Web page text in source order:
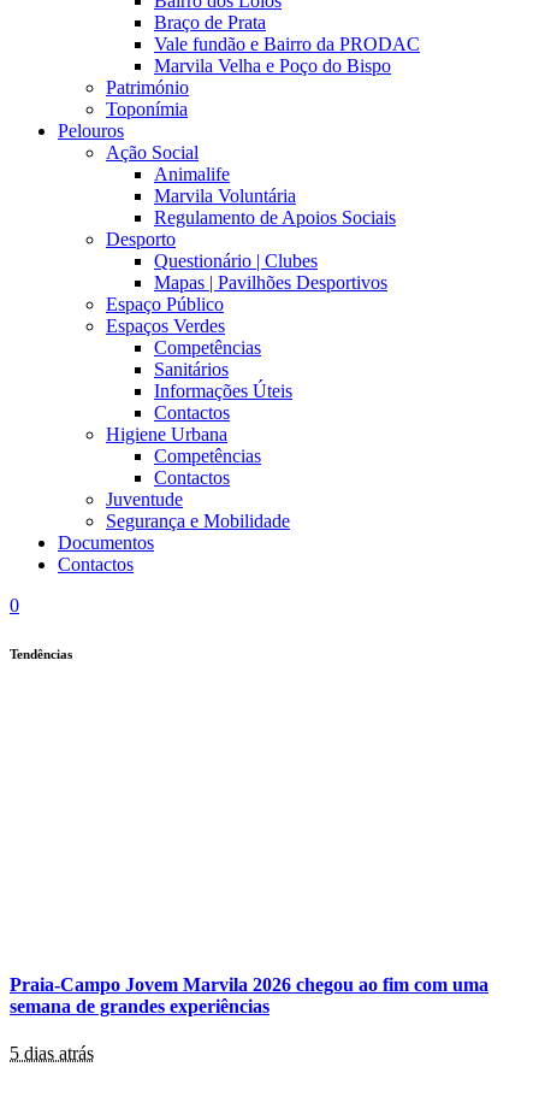
Braço de Prata
Vale fundão e Bairro da PRODAC
Marvila Velha e Poço do Bispo
Património
Toponímia
Pelouros
Ação Social
Animalife
Marvila Voluntária
Regulamento de Apoios Sociais
Desporto
Questionário | Clubes
Mapas | Pavilhões Desportivos
Espaço Público
Espaços Verdes
Competências
Sanitários
Informações Úteis
Contactos
Higiene Urbana
Competências
Contactos
Juventude
Segurança e Mobilidade
Documentos
Contactos
0
Tendências
Praia-Campo Jovem Marvila 2026 chegou ao fim com uma
semana de grandes experiências
5 dias atrás